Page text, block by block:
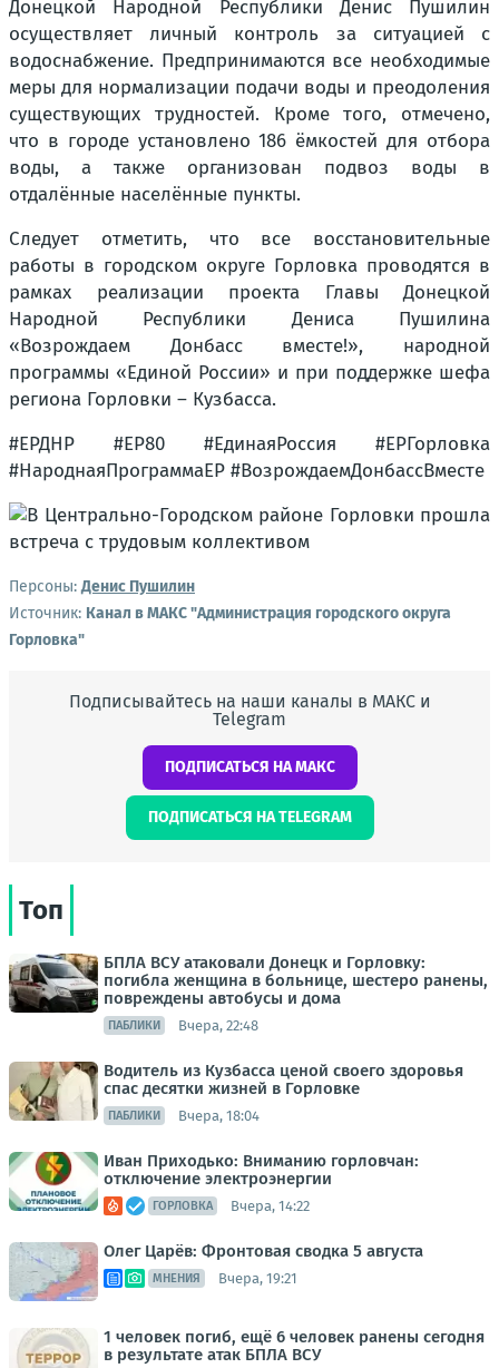
Донецкой Народной Республики Денис Пушилин
осуществляет личный контроль за ситуацией с
водоснабжение. Предпринимаются все необходимые
меры для нормализации подачи воды и преодоления
существующих трудностей. Кроме того, отмечено,
что в городе установлено 186 ёмкостей для отбора
воды, а также организован подвоз воды в
отдалённые населённые пункты.
Следует отметить, что все восстановительные
работы в городском округе Горловка проводятся в
рамках реализации проекта Главы Донецкой
Народной Республики Дениса Пушилина
«Возрождаем Донбасс вместе!», народной
программы «Единой России» и при поддержке шефа
региона Горловки – Кузбасса.
#ЕРДНР #ЕР80 #ЕдинаяРоссия #ЕРГорловка
#НароднаяПрограммаЕР #ВозрождаемДонбассВместе
Персоны: Денис Пушилин
Источник: Канал в МАКС "Администрация городского округа
Горловка"
Подписывайтесь на наши каналы в МАКС и
Telegram
ПОДПИСАТЬСЯ НА МАКС
ПОДПИСАТЬСЯ НА TELEGRAM
Топ
БПЛА ВСУ атаковали Донецк и Горловку:
погибла женщина в больнице, шестеро ранены,
повреждены автобусы и дома
ПАБЛИКИ Вчера, 22:48
Водитель из Кузбасса ценой своего здоровья
спас десятки жизней в Горловке
ПАБЛИКИ Вчера, 18:04
Иван Приходько: Вниманию горловчан:
отключение электроэнергии
ГОРЛОВКА Вчера, 14:22
Олег Царёв: Фронтовая сводка 5 августа
МНЕНИЯ Вчера, 19:21
1 человек погиб, ещё 6 человек ранены сегодня
в результате атак БПЛА ВСУ